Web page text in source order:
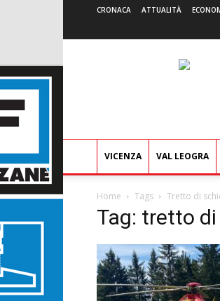
CRONACA ATTUALITÀ
VICENZA VAL LEOGRA
Home Tags Tretto di
Tag: tretto